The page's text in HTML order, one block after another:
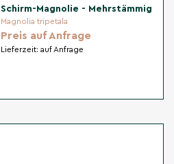
Schirm-Magnolie - Mehrstämmig
Magnolia tripetala
Preis auf Anfrage
Lieferzeit: auf Anfrage